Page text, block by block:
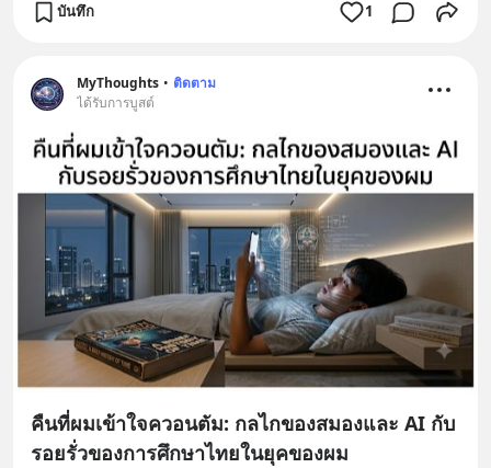
บันทึก 1
MyThoughts • ติดตาม
ได้รับการบูสต์
คืนที่ผมเข้าใจควอนตัม: กลไกของสมองและ AI กับ
รอยรั่วของการศึกษาไทยในยุคของผม